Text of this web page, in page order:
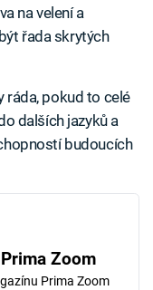
na velení a
řada skrytých
ráda, pokud to celé
dalších jazyků a
budoucích
Zoom
Prima Zoom